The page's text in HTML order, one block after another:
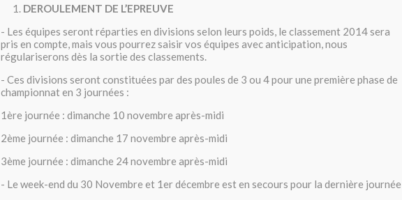
DEROULEMENT DE L’EPREUVE
- Les équipes seront réparties en divisions selon leurs poids, le classement 2014 sera
pris en compte, mais vous pourrez saisir vos équipes avec anticipation, nous
régulariserons dès la sortie des classements.
- Ces divisions seront constituées par des poules de 3 ou 4 pour une première phase de
championnat en 3 journées :
1ère journée : dimanche 10 novembre après-midi
2ème journée : dimanche 17 novembre après-midi
3ème journée : dimanche 24 novembre après-midi
- Le week-end du 30 Novembre et 1er décembre est en secours pour la dernière journée